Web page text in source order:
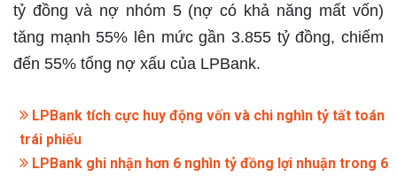
tỷ đồng và nợ nhóm 5 (nợ có khả năng mất vốn)
tăng mạnh 55% lên mức gần 3.855 tỷ đồng, chiếm
đến 55% tổng nợ xấu của LPBank.
LPBank tích cực huy động vốn và chi nghìn tỷ tất toán
trái phiếu
LPBank ghi nhận hơn 6 nghìn tỷ đồng lợi nhuận trong 6